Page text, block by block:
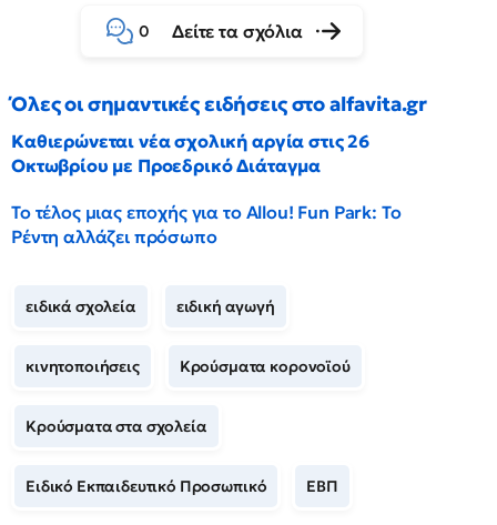
0 Δείτε τα σχόλια
Όλες οι σημαντικές ειδήσεις στο alfavita.gr
Καθιερώνεται νέα σχολική αργία στις 26
Οκτωβρίου με Προεδρικό Διάταγμα
Το τέλος μιας εποχής για το Allou! Fun Park: Το
Ρέντη αλλάζει πρόσωπο
ειδικά σχολεία ειδική αγωγή
κινητοποιήσεις Κρούσματα κορονοϊού
Κρούσματα στα σχολεία
Ειδικό Εκπαιδευτικό Προσωπικό ΕΒΠ